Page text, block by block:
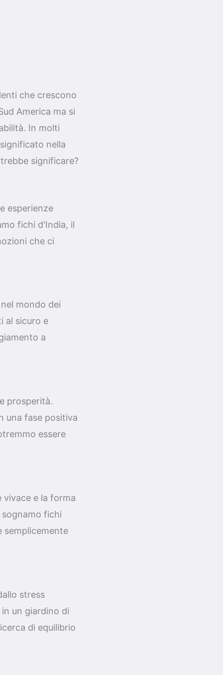
che crescono
America ma si
In molti
nella
significare?
esperienze
fichi d'India, il
che ci
mondo dei
al sicuro e
a
prosperità.
una fase positiva
essere
vivace e la forma
fichi
semplicemente
stress
un giardino di
di equilibrio